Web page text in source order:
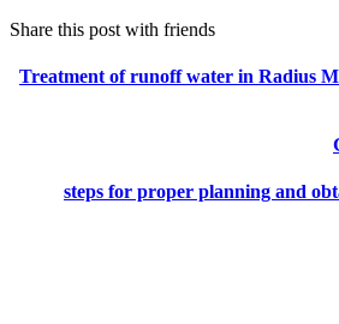
Share this post with friends
Treatment of runoff water in Radius
6 steps for proper planning and